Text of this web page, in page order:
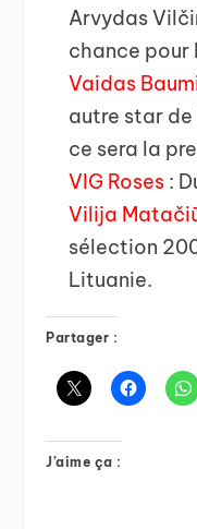
Arvydas
chance pour
Vaidas
autre star
ce sera la
VIG Roses:
Vilija
sélection
Lituanie.
Partager :
J’aime ça :